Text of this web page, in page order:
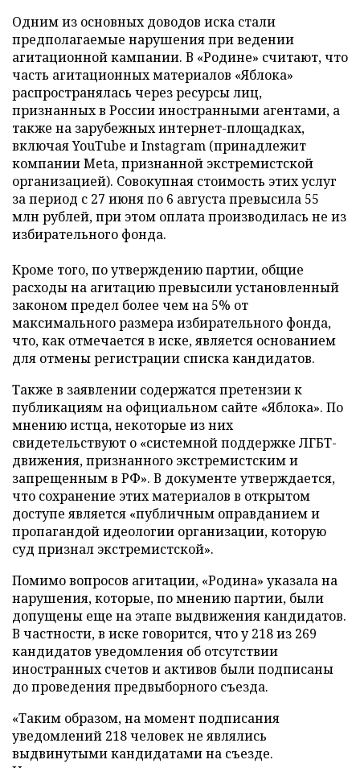
Одним из основных доводов иска стали
предполагаемые нарушения при ведении
агитационной кампании. В «Родине» считают, что
часть агитационных материалов «Яблока»
распространялась через ресурсы лиц,
признанных в России иностранными агентами, а
также на зарубежных интернет-площадках,
включая YouTube и Instagram (принадлежит
компании Meta, признанной экстремистской
организацией). Совокупная стоимость этих услуг
за период с 27 июня по 6 августа превысила 55
млн рублей, при этом оплата производилась не из
избирательного фонда.
Кроме того, по утверждению партии, общие
расходы на агитацию превысили установленный
законом предел более чем на 5% от
максимального размера избирательного фонда,
что, как отмечается в иске, является основанием
для отмены регистрации списка кандидатов.
Также в заявлении содержатся претензии к
публикациям на официальном сайте «Яблока». По
мнению истца, некоторые из них
свидетельствуют о «системной поддержке ЛГБТ-
движения, признанного экстремистским и
запрещенным в РФ». В документе утверждается,
что сохранение этих материалов в открытом
доступе является «публичным оправданием и
пропагандой идеологии организации, которую
суд признал экстремистской».
Помимо вопросов агитации, «Родина» указала на
нарушения, которые, по мнению партии, были
допущены еще на этапе выдвижения кандидатов.
В частности, в иске говорится, что у 218 из 269
кандидатов уведомления об отсутствии
иностранных счетов и активов были подписаны
до проведения предвыборного съезда.
«Таким образом, на момент подписания
уведомлений 218 человек не являлись
выдвинутыми кандидатами на съезде.